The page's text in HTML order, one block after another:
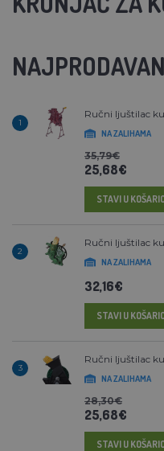
1
Ručni ljuštilac
NA ZALIHAMA
35,79€
25,68€
STAVI U
2
Ručni ljuštilac
NA ZALIHAMA
32,16€
STAVI U
3
Ručni ljuštilac
NA ZALIHAMA
28,30€
25,68€
STAVI U